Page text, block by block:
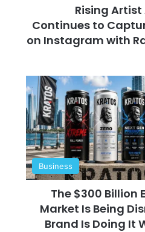
Rising
Continues to
on Instagram with
Business
The $300 Billion
Market Is Being
Brand Is Doing It